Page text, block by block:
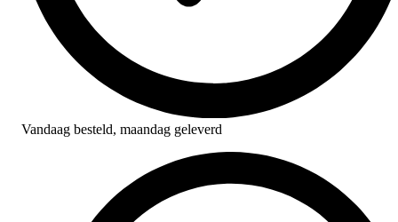
Vandaag besteld, maandag geleverd